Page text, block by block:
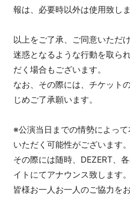
報は、必要時以外は使用致しま
以上をご了承、ご同意いただ
迷惑となるような行動を取ら
だく場合もございます。
なお、その際には、チケット
じめご了承願います。
※公演当日までの情勢によっ
いただく可能性がございます。
その際には随時、DEZERT、
イトにてアナウンス致します。
皆様お一人お一人のご協力を